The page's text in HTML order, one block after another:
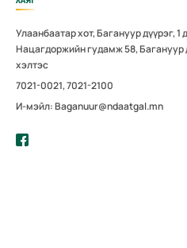
Улаанбаатар хот, Багануур дүүрэг,
Нацагдоржийн гудамж 58, Багануур
хэлтэс
7021-0021, 7021-2100
И-мэйл: Baganuur@ndaatgal.mn